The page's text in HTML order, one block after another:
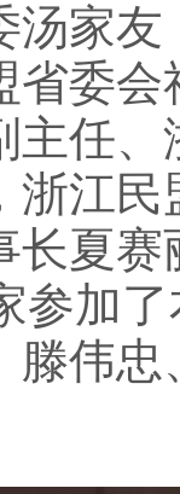
汤家
省委
主任
浙江
长夏
参加
滕伟